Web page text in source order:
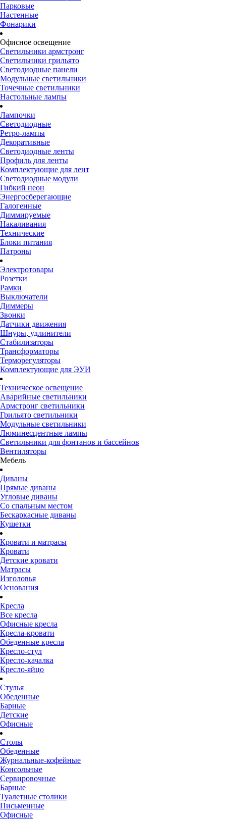
Парковые
Настенные
Фонарики
Офисное освещение
Светильники армстронг
Светильники грильято
Светодиодные панели
Модульные светильники
Точечные светильники
Настольные лампы
Лампочки
Светодиодные
Ретро-лампы
Декоративные
Светодиодные ленты
Профиль для ленты
Комплектующие для лент
Светодиодные модули
Гибкий неон
Энергосберегающие
Галогенные
Диммируемые
Накаливания
Технические
Блоки питания
Патроны
Электротовары
Розетки
Рамки
Выключатели
Диммеры
Звонки
Датчики движения
Шнуры, удлинители
Стабилизаторы
Трансформаторы
Терморегуляторы
Комплектующие для ЭУИ
Техническое освещение
Аварийные светильники
Армстронг светильники
Грильято светильники
Модульные светильники
Люминесцентные лампы
Светильники для фонтанов и бассейнов
Вентиляторы
Мебель
Диваны
Прямые диваны
Угловые диваны
Со спальным местом
Бескаркасные диваны
Кушетки
Кровати и матрасы
Кровати
Детские кровати
Матрасы
Изголовья
Основания
Кресла
Все кресла
Офисные кресла
Кресла-кровати
Обеденные кресла
Кресло-стул
Кресло-качалка
Кресло-яйцо
Стулья
Обеденные
Барные
Детские
Офисные
Столы
Обеденные
Журнальные-кофейные
Консольные
Сервировочные
Барные
Туалетные столики
Письменные
Офисные